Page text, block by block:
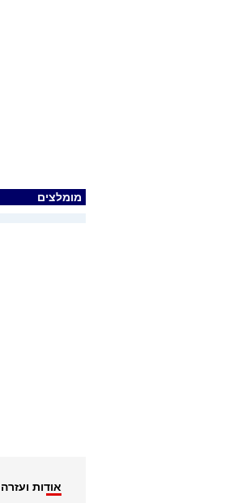
מומלצים
אודות ועזרה